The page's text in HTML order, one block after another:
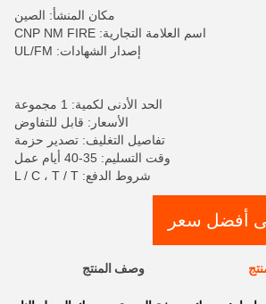
مكان المنشأ: الصين
اسم العلامة التجارية: CNP NM FIRE
إصدار الشهادات: UL/FM
الحد الأدنى لكمية: 1 مجموعة
الأسعار: قابل للتفاوض
تفاصيل التغليف: تصدير حزمة
وقت التسليم: 35-40 أيام عمل
شروط الدفع: L / C ، T / T
أفضل سعر
وصف المنتج